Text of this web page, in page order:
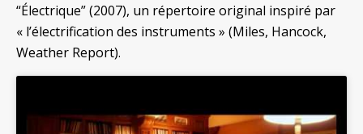
“Électrique” (2007), un répertoire original inspiré par
« l’électrification des instruments » (Miles, Hancock,
Weather Report).